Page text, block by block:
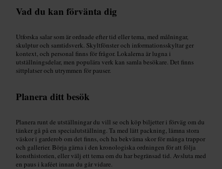
Vad du kan förvänta dig
Utforska salar som är ordnade efter tid eller tema, med målningar,
skulptur och samtidsverk. Skyltfönster och informationsskyltar ger
kontext, och personal finns för frågor. Lokalerna är lugna i
utställningsdelar, men populära verk kan samla besökare. Det finns
sittplatser och utrymmen för pauser.
Planera ditt besök
Planera runt de utställningar du vill se och köp biljetter i förväg om du
tänker gå på en specialutställning. Ta med lätt packning, lämna stora
väskor i garderob om det finns, och ha bekväma skor för många trappor
och gallerier. Börja gärna i den kronologiska ordningen för att följa
konsthistorien, eller välj ett tema om du har begränsad tid. Avsluta med
en paus i kaféet innan du går vidare.